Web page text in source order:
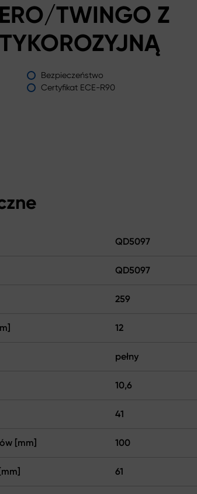
TWINGO Z
Bezpieczeństwo
Certyfikat ECE-R90
QD5097
QD5097
259
12
pełny
10,6
41
[mm] 100
61